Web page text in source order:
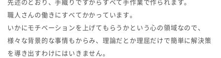
職人さんの働きにすべてかかっています。
いかにモチベーションを上げてもらうかという心の領域なので、
様々な背景的な事情もからみ、理論だとか理屈だけで簡単に解決策
を導き出すわけにはいきません。